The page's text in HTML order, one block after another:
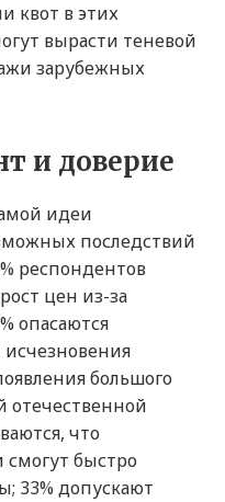
квот в этих
вырасти теневой
зарубежных
и доверие
идеи
последствий
респондентов
цен из-за
опасаются
большого
отечественной
что
смогут быстро
33% допускают